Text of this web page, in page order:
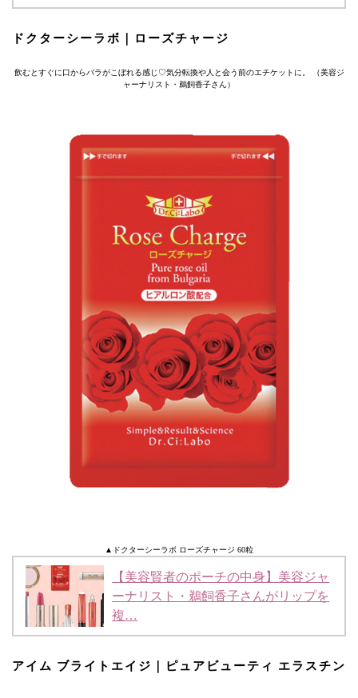
ドクターシーラボ｜ローズチャージ
飲むとすぐに口からバラがこぼれる感じ♡気分転換や人と会う前のエチケットに。 （美容ジ
ャーナリスト・鵜飼香子さん）
▲ドクターシーラボ ローズチャージ 60粒
【美容賢者のポーチの中身】美容ジャ
ーナリスト・鵜飼香子さんがリップを
複…
アイム ブライトエイジ｜ピュアビューティ エラスチン